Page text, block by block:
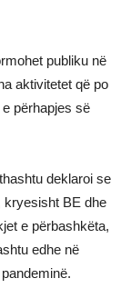
publiku në
aktivitetet që po
përhapjes së
deklaroi se
kryesisht BE dhe
e përbashkëta,
edhe në